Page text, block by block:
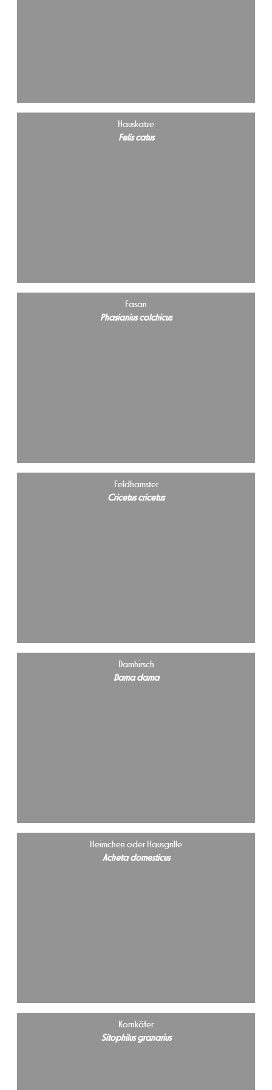
Hauskatze
Felis catus
Fasan
Phasianius colchicus
Feldhamster
Cricetus cricetus
Damhirsch
Dama dama
Heimchen oder Hausgrille
Acheta domesticus
Kornkäfer
Sitophilus granarius